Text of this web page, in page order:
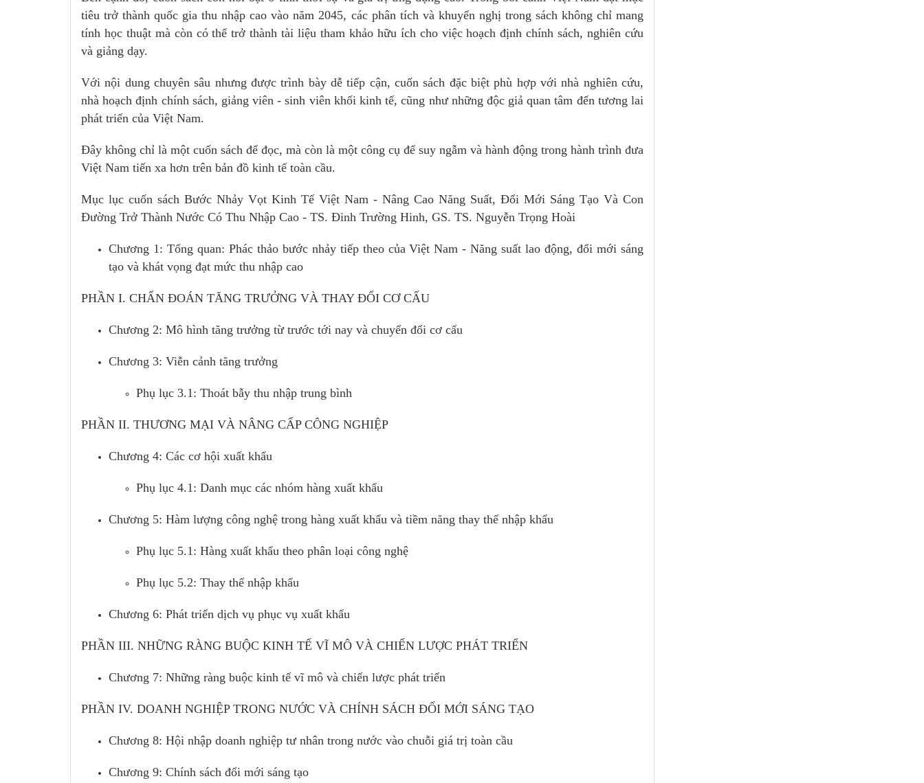
tiêu trở thành quốc gia thu nhập cao vào năm 2045, các phân tích và khuyến nghị trong sách không chỉ mang
tính học thuật mà còn có thể trở thành tài liệu tham khảo hữu ích cho việc hoạch định chính sách, nghiên cứu
và giảng dạy.
Với nội dung chuyên sâu nhưng được trình bày dễ tiếp cận, cuốn sách đặc biệt phù hợp với nhà nghiên cứu,
nhà hoạch định chính sách, giảng viên - sinh viên khối kinh tế, cũng như những độc giả quan tâm đến tương lai
phát triển của Việt Nam.
Đây không chỉ là một cuốn sách để đọc, mà còn là một công cụ để suy ngẫm và hành động trong hành trình đưa
Việt Nam tiến xa hơn trên bản đồ kinh tế toàn cầu.
Mục lục cuốn sách Bước Nhảy Vọt Kinh Tế Việt Nam - Nâng Cao Năng Suất, Đổi Mới Sáng Tạo Và Con
Đường Trở Thành Nước Có Thu Nhập Cao - TS. Đinh Trường Hinh, GS. TS. Nguyễn Trọng Hoài
Chương 1: Tổng quan: Phác thảo bước nhảy tiếp theo của Việt Nam - Năng suất lao động, đổi mới sáng
tạo và khát vọng đạt mức thu nhập cao
PHẦN I. CHẨN ĐOÁN TĂNG TRƯỞNG VÀ THAY ĐỔI CƠ CẤU
Chương 2: Mô hình tăng trưởng từ trước tới nay và chuyển đổi cơ cấu
Chương 3: Viễn cảnh tăng trưởng
Phụ lục 3.1: Thoát bẫy thu nhập trung bình
PHẦN II. THƯƠNG MẠI VÀ NÂNG CẤP CÔNG NGHIỆP
Chương 4: Các cơ hội xuất khẩu
Phụ lục 4.1: Danh mục các nhóm hàng xuất khẩu
Chương 5: Hàm lượng công nghệ trong hàng xuất khẩu và tiềm năng thay thế nhập khẩu
Phụ lục 5.1: Hàng xuất khẩu theo phân loại công nghệ
Phụ lục 5.2: Thay thế nhập khẩu
Chương 6: Phát triển dịch vụ phục vụ xuất khẩu
PHẦN III. NHỮNG RÀNG BUỘC KINH TẾ VĨ MÔ VÀ CHIẾN LƯỢC PHÁT TRIỂN
Chương 7: Những ràng buộc kinh tế vĩ mô và chiến lược phát triển
PHẦN IV. DOANH NGHIỆP TRONG NƯỚC VÀ CHÍNH SÁCH ĐỔI MỚI SÁNG TẠO
Chương 8: Hội nhập doanh nghiệp tư nhân trong nước vào chuỗi giá trị toàn cầu
Chương 9: Chính sách đổi mới sáng tạo